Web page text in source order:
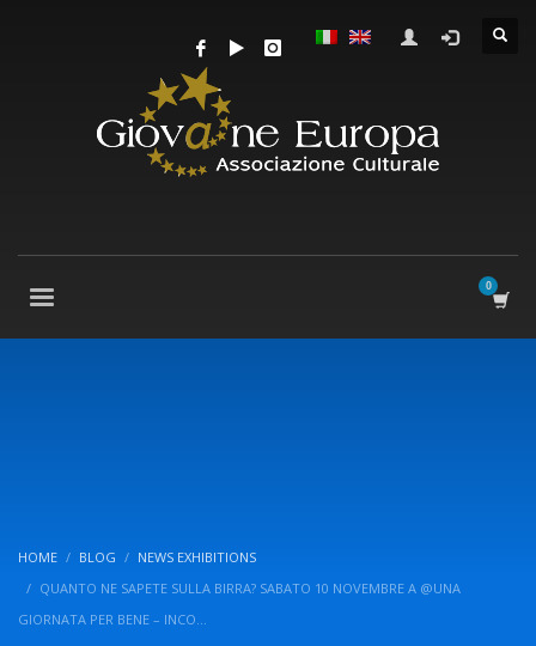
HOME BLOG
NEWS EXHIBITIONS
QUANTO NE SAPETE SULLA BIRRA? SABATO 10 NOVEMBRE A @UNA
GIORNATA PER BENE – INCO…